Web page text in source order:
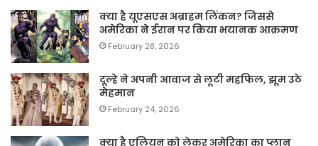
क्या है यूएसएस अब्राहम लिंकन? जिससे
अमेरिका ने ईरान पर किया भयानक आक्रमण
February 28, 2026
दूल्हे ने अपनी आवाज से लूटी महफिल, झूम उठे
मेहमान
February 24, 2026
क्या है एलियन को लेकर अमेरिका का प्लान